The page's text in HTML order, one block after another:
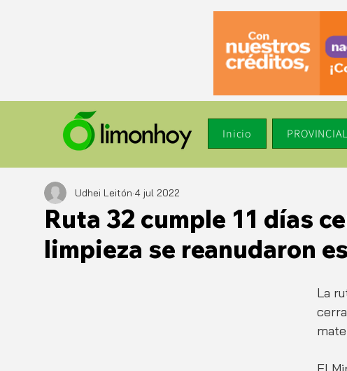
Inicio
Ruta 32 cumple 11 días
limpieza se reanudaron
Udhei Leitón 4 jul 2022
La